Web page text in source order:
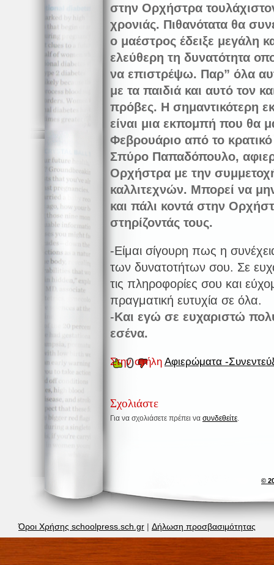
στην Ορχήστρα
χρονιάς. Πιθανότατα θα
ο μαέστρος έδειξε μεγάλη
ελεύθερη τη δυνατότητα
να επιστρέψω. Παρ” όλα
με τα παιδιά και αυτό τον
πρόβες. Η σημαντικότερη
είναι μια εκπομπή που θα
Φεβρουάριο από το
Σπύρο Παπαδόπουλο,
Ορχήστρα με την
καλλιτεχνών. Μπορεί να
και πάλι κοντά στην
στηρίζοντάς τους.
-Είμαι σίγουρη πως η
των δυνατοτήτων σου. Σε
τις πληροφορίες σου και
πραγματική ευτυχία σε όλα.
-Και εγώ σε ευχαριστώ πολύ
εσένα.
Στην στήλη Αφιερώματα -
0
Σχολιάστε
Για να σχολιάσετε πρέπει να συνδεθείτε.
©
Όροι Χρήσης schoolpress.sch.gr | Δήλωση προσβασιμότητας